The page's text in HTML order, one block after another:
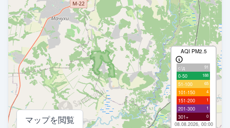
AQI PM2.5
с/д 91
0-50 188
51-100 65
101-150 4
151-200 1
201-300 1
301+ 0
08.08.2026, 00:00
マップを閲覧